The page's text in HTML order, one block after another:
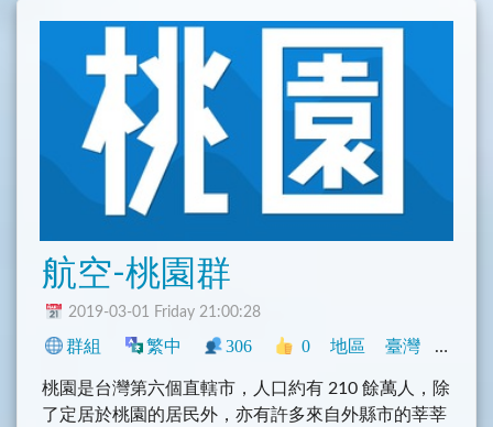
航空-桃園群
2019-03-01 Friday 21:00:28
群組 繁中 306 0 地區 臺灣 旅遊
桃園是台灣第六個直轄市，人口約有 210 餘萬人，除
了定居於桃園的居民外，亦有許多來自外縣市的莘莘